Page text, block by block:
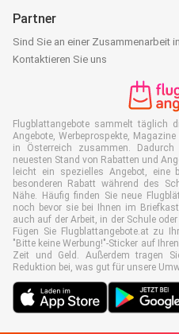
Partner
Sind Sie an einer Zusammenarbeit
Kontaktieren Sie uns
Flugblattangebote sammelt täglich
Angebote, Werbeprospekte,
in Österreich zusammen.
neuesten Stand von Rabatten und
leicht ein spezielles Angebot, eine
besonderen Rabatt während des
Nähe. Häufig finden Sie neue
noch bevor sie bei Ihnen im
auch auf der Arbeit, in der Schule
Fügen Sie Flugblattangebote.at zu
"Bitte keine Werbung!"-Sticker auf
Zeit und Geld. Außerdem tragen
Reduktion bei, was gut für unsere